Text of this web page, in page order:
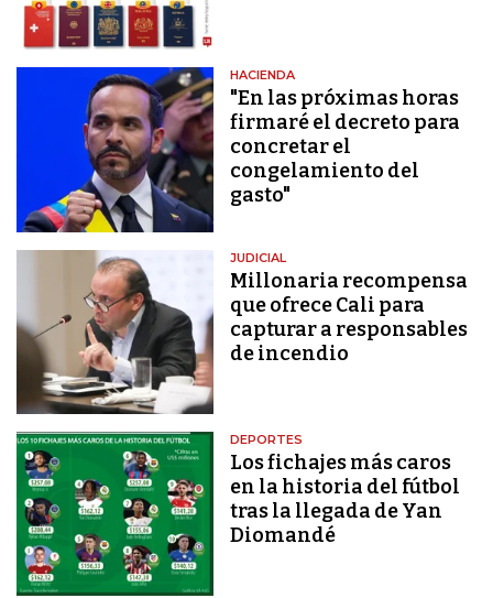
HACIENDA
"En las próximas horas
firmaré el decreto para
concretar el
congelamiento del
gasto"
JUDICIAL
Millonaria recompensa
que ofrece Cali para
capturar a responsables
de incendio
DEPORTES
Los fichajes más caros
en la historia del fútbol
tras la llegada de Yan
Diomandé